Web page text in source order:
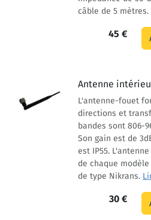
câble de 5 mètres.
45 €
Antenne
L'antenne-fouet
directions et
bandes sont 806-
Son gain est de
est IP55.
de chaque
de type Nikrans.
30 €